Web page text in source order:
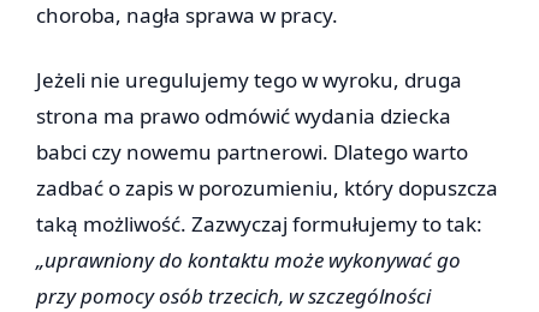
choroba, nagła sprawa w pracy.
Jeżeli nie uregulujemy tego w wyroku, druga
strona ma prawo odmówić wydania dziecka
babci czy nowemu partnerowi. Dlatego warto
zadbać o zapis w porozumieniu, który dopuszcza
taką możliwość. Zazwyczaj formułujemy to tak:
„uprawniony do kontaktu może wykonywać go
przy pomocy osób trzecich, w szczególności